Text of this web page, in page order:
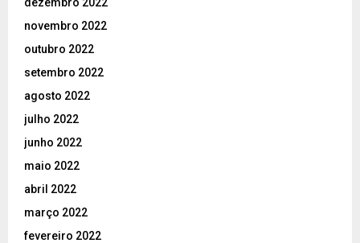
novembro 2022
outubro 2022
setembro 2022
agosto 2022
julho 2022
junho 2022
maio 2022
abril 2022
março 2022
fevereiro 2022